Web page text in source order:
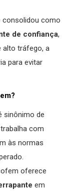
consolidou como
de confiança,
alto tráfego, a
para evitar
?
sinônimo de
com
às normas
oferece
em